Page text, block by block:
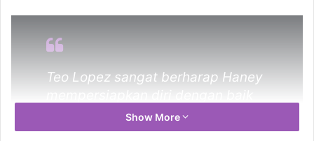
Teo Lopez sangat berharap Haney
untuk memenangkan pertarungan
dengan Linares. Setelah itu, juga
Show More